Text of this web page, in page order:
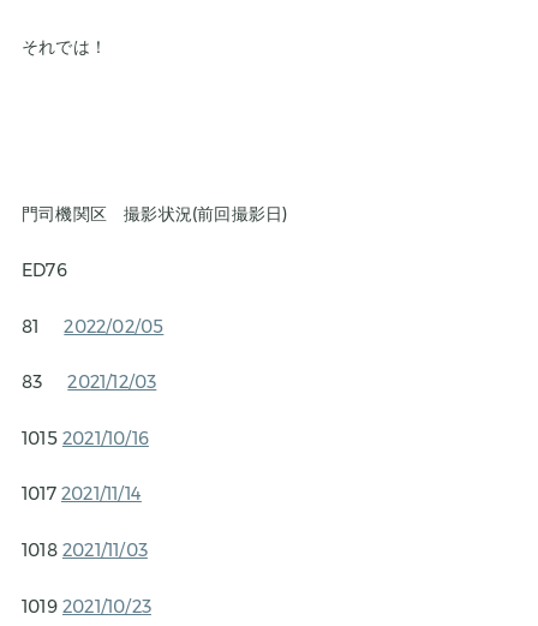
それでは！
門司機関区 撮影状況(前回撮影日)
ED76
812022/02/05
832021/12/03
1015 2021/10/16
1017 2021/11/14
1018 2021/11/03
1019 2021/10/23